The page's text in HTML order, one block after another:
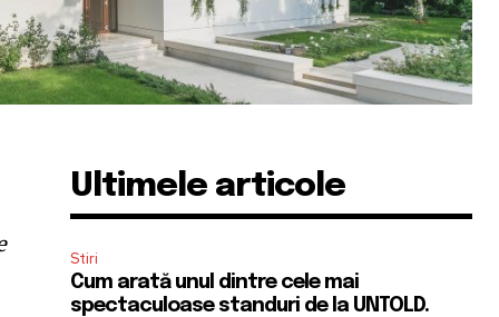
Ultimele articole
Stiri
Cum arată unul dintre cele mai
spectaculoase standuri de la UNTOLD.